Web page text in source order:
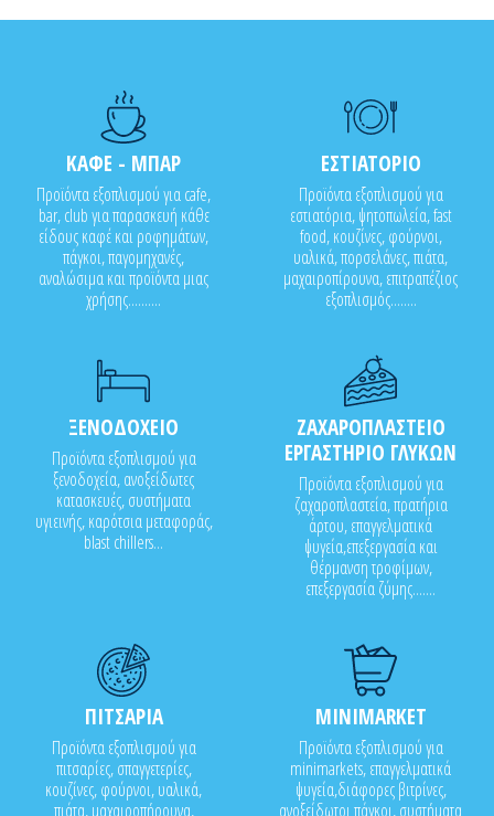
ΚΑΦΕ - ΜΠΑΡ
Προϊόντα εξοπλισμού για cafe,
bar, club για παρασκευή κάθε
είδους καφέ και ροφημάτων,
πάγκοι, παγομηχανές,
αναλώσιμα και προϊόντα μιας
χρήσης..........
ΕΣΤΙΑΤΟΡΙΟ
Προϊόντα εξοπλισμού για
εστιατόρια, ψητοπωλεία, fast
food, κουζίνες, φούρνοι,
υαλικά, πορσελάνες, πιάτα,
μαχαιροπίρουνα, επιτραπέζιος
εξοπλισμός........
ΞΕΝΟΔΟΧΕΙΟ
Προϊόντα εξοπλισμού για
ξενοδοχεία, ανοξείδωτες
κατασκευές, συστήματα
υγιεινής, καρότσια μεταφοράς,
blast chillers...
ΖΑΧΑΡΟΠΛΑΣΤΕΙΟ
ΕΡΓΑΣΤΗΡΙΟ ΓΛΥΚΩΝ
Προϊόντα εξοπλισμού για
ζαχαροπλαστεία, πρατήρια
άρτου, επαγγελματικά
ψυγεία,επεξεργασία και
θέρμανση τροφίμων,
επεξεργασία ζύμης.......
ΠΙΤΣΑΡΙΑ
Προϊόντα εξοπλισμού για
πιτσαρίες, σπαγγετερίες,
κουζίνες, φούρνοι, υαλικά,
πιάτα, μαχαιροπήρουνα,
MINIMARKET
Προϊόντα εξοπλισμού για
minimarkets, επαγγελματικά
ψυγεία,διάφορες βιτρίνες,
ανοξείδωτοι πάγκοι, συστήματα